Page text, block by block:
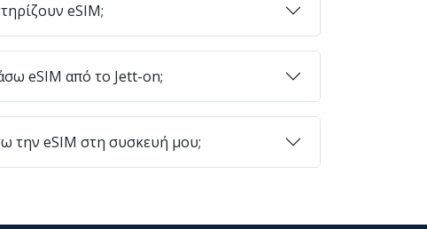
eSIM;
eSIM από το Jett-on;
την eSIM στη συσκευή μου;